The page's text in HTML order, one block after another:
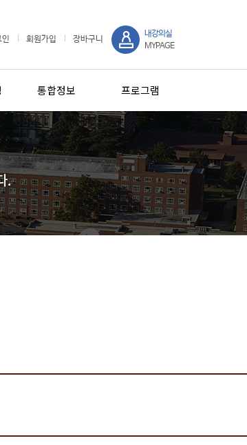
인 회원가입 장바구니
내강의실
MYPAGE
통합정보 프로그램